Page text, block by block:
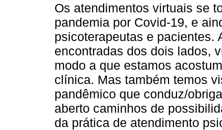
Os atendimentos virtuais se
pandemia por Covid-19, e
psicoterapeutas e pacientes.
encontradas dos dois lados,
modo a que estamos
clínica. Mas também temos
pandêmico que conduz/
aberto caminhos de
da prática de atendimento